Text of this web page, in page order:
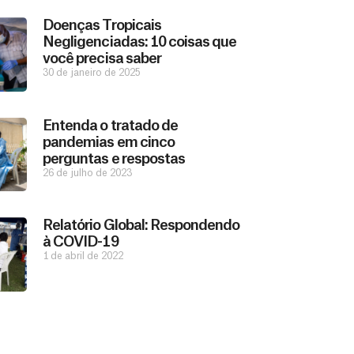
Doenças Tropicais
Negligenciadas: 10 coisas que
você precisa saber
30 de janeiro de 2025
Entenda o tratado de
pandemias em cinco
perguntas e respostas
26 de julho de 2023
Relatório Global: Respondendo
à COVID-19
1 de abril de 2022